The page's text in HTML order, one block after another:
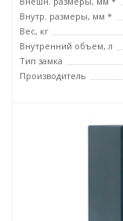
Внутр. размеры, мм *
Вес, кг
Внутренний объем, л
Тип замка
Производитель